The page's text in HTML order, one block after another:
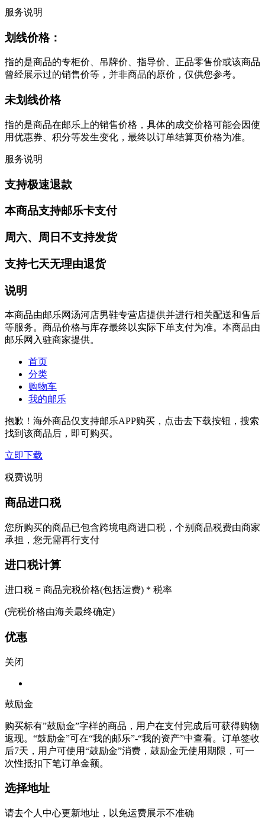
服务说明
划线价格：
指的是商品的专柜价、吊牌价、指导价、正品零售价或该商品
曾经展示过的销售价等，并非商品的原价，仅供您参考。
未划线价格
指的是商品在邮乐上的销售价格，具体的成交价格可能会因使
用优惠券、积分等发生变化，最终以订单结算页价格为准。
服务说明
支持极速退款
本商品支持邮乐卡支付
周六、周日不支持发货
支持七天无理由退货
说明
本商品由邮乐网汤河店男鞋专营店提供并进行相关配送和售后
等服务。商品价格与库存最终以实际下单支付为准。本商品由
邮乐网入驻商家提供。
首页
分类
购物车
我的邮乐
抱歉！海外商品仅支持邮乐APP购买，点击去下载按钮，搜索
找到该商品后，即可购买。
立即下载
税费说明
商品进口税
您所购买的商品已包含跨境电商进口税，个别商品税费由商家
承担，您无需再行支付
进口税计算
进口税 = 商品完税价格(包括运费) * 税率
(完税价格由海关最终确定)
优惠
关闭
鼓励金
购买标有”鼓励金”字样的商品，用户在支付完成后可获得购物
返现。“鼓励金”可在“我的邮乐”-“我的资产”中查看。订单签收
后7天，用户可使用“鼓励金”消费，鼓励金无使用期限，可一
次性抵扣下笔订单金额。
选择地址
请去个人中心更新地址，以免运费展示不准确